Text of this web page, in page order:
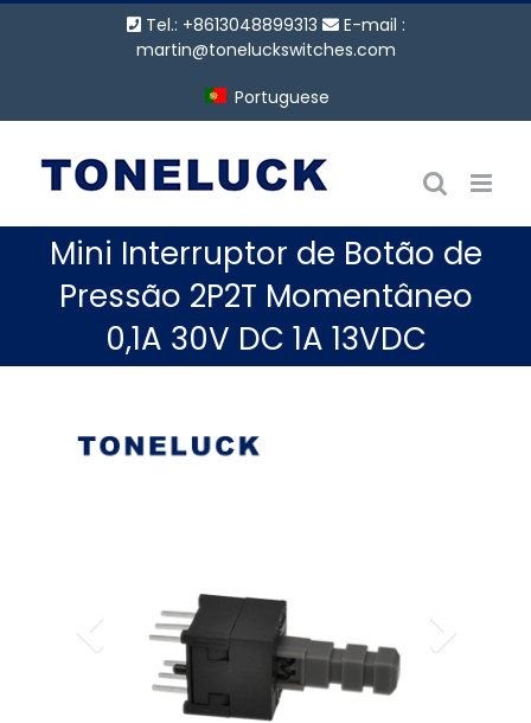
Tel.: +8613048899313
E-mail :
martin@toneluckswitches.com
Portuguese
Mini Interruptor de Botão de
Pressão 2P2T Momentâneo
0,1A 30V DC 1A 13VDC